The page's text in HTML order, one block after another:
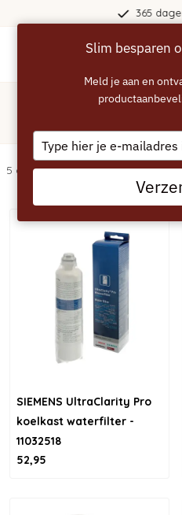
365
Koelkast/Siemens
5 artikelen
SIEMENS UltraClarity Pro
koelkast waterfilter -
11032518
52,95
Slim besparen
Meld je aan en
Type
your
email